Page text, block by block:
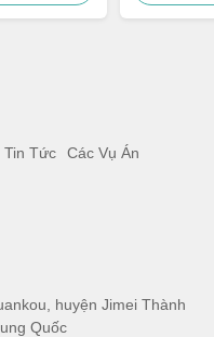
Tin Tức
Các Vụ Án
huyện Jimei Thành
Quốc